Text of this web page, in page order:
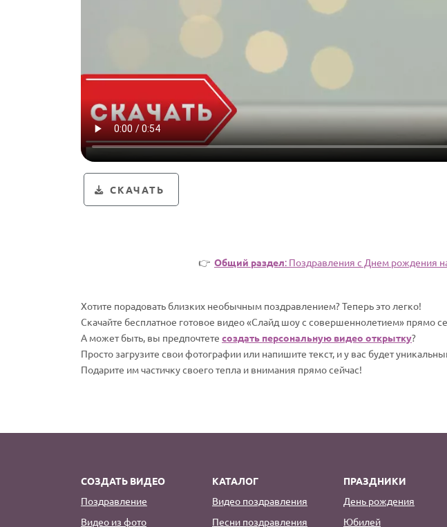
СКАЧАТЬ
👉 Общий раздел: Поздравления c Днем рождения
Хотите порадовать близких необычным поздравлением? Теперь это легко!
Скачайте бесплатное готовое видео «Слайд шоу с совершеннолетием» прямо
А может быть, вы предпочтете создать персональную видео открытку?
Просто загрузите свои фотографии или напишите текст, и у вас будет
Подарите им частичку своего тепла и внимания прямо сейчас!
СОЗДАТЬ ВИДЕО
Поздравление
Видео из фото
КАТАЛОГ
Видео поздравления
Песни поздравления
ПРАЗДНИКИ
День рождения
Юбилей